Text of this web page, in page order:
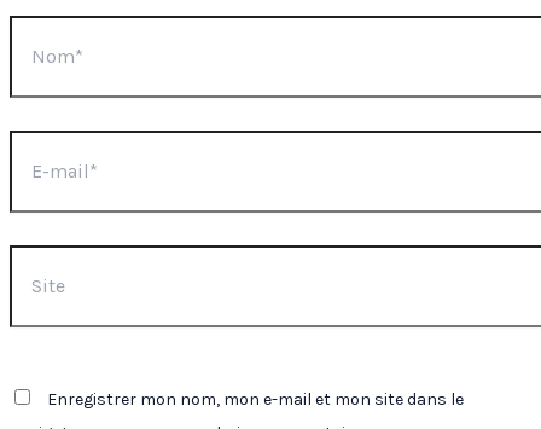
mail*
Enregistrer mon nom, mon e-mail et mon site dans le